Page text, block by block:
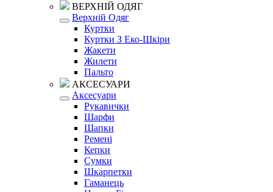
ВЕРХНІЙ ОДЯГ
Верхній Одяг
Куртки
Куртки З Еко-Шкіри
Жакети
Жилети
Пальто
АКСЕСУАРИ
Аксесуари
Рукавички
Шарфи
Шапки
Ремені
Кепки
Сумки
Шкарпетки
Гаманець